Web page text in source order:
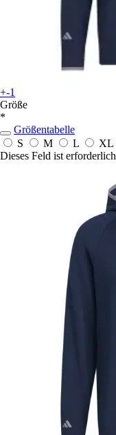
+-1
Größe
*
Größentabelle
S
M L XL
Dieses Feld ist erforderlich